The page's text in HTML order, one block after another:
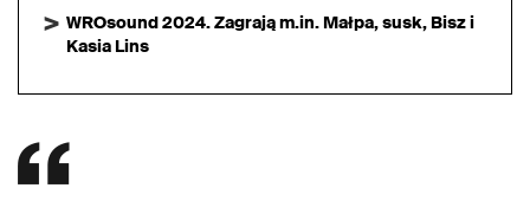
WROsound 2024. Zagrają m.in. Małpa, susk, Bisz i
Kasia Lins